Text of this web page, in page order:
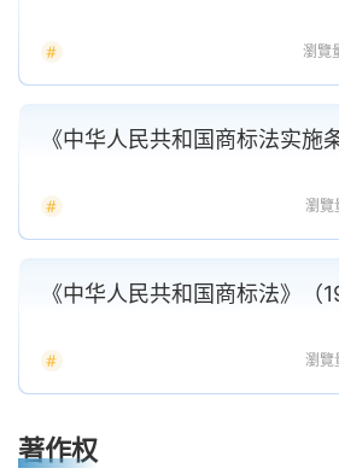
瀏覽
瀏覽
瀏覽
著作权